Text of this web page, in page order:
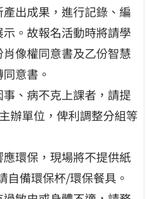
出成果，進行記錄、編
。故報名活動時將請學
肖像權同意書及乙份智慧
意書。
事、病不克上課者，請提
辦單位，俾利調整分組等
應環保，現場將不提供紙
自備環保杯/環保餐具。